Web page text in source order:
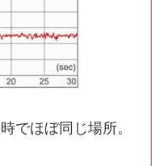
でほぼ同じ場所。